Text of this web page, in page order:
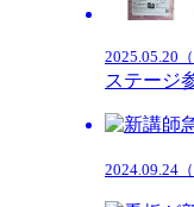
2025.05.20（
ステージ
2024.09.24（